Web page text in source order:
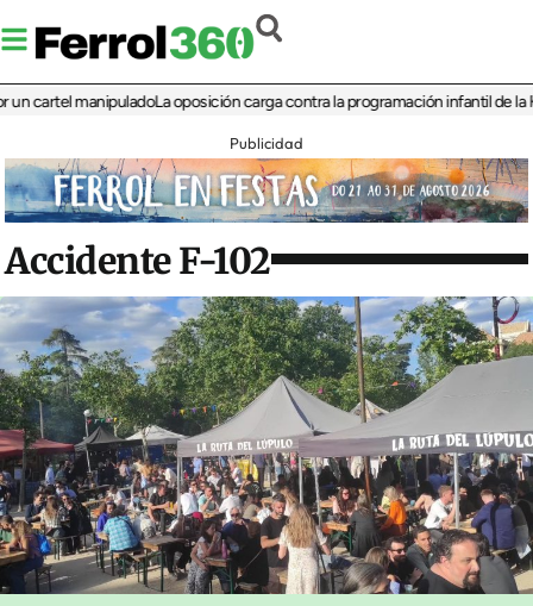
manipuladoLa oposición carga contra la programación infantil de la Feria
Publicidad
Accidente F-102